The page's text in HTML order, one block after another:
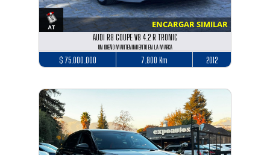
ENCARGAR SIMILAR
AUDI R8 COUPE V8 4.2 R TRONIC
UN DUEÑO MANTENIMIENTO EN LA MARCA
$ 75.000.000 7.800 Km 2012